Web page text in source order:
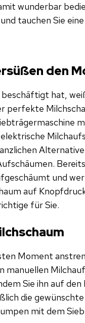
wunderbar
tauchen Sie eine
den
hat,
perfekte
und
auf
für Sie.
Moment
manuellen
Sie ihn auf
die
mit dem